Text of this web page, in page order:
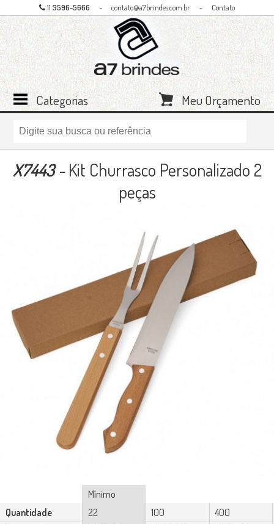
11 3596-5666 - contato@a7brindes.com.br- Contato
Meu Orçamento
Categorias
X7443-Kit Churrasco Personalizado 2
peças
Mínimo
Quantidade
22 100
400